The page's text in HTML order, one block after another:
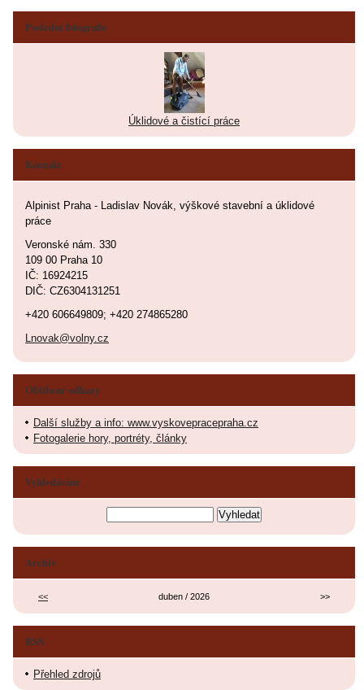
Poslední fotografie
Úklidové a čistící práce
Kontakt
Alpinist Praha - Ladislav Novák, výškové stavební a úklidové
práce
Veronské nám. 330
109 00 Praha 10
IČ: 16924215
DIČ: CZ6304131251
+420 606649809; +420 274865280
Lnovak@volny.cz
Oblíbené odkazy
Další služby a info: www.vyskovepracepraha.cz
Fotogalerie hory, portréty, články
Vyhledávání
Archiv
<< duben / 2026 >>
RSS
Přehled zdrojů